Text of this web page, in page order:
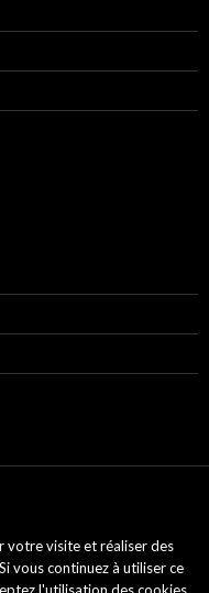
votre visite et réaliser des
vous continuez à utiliser ce